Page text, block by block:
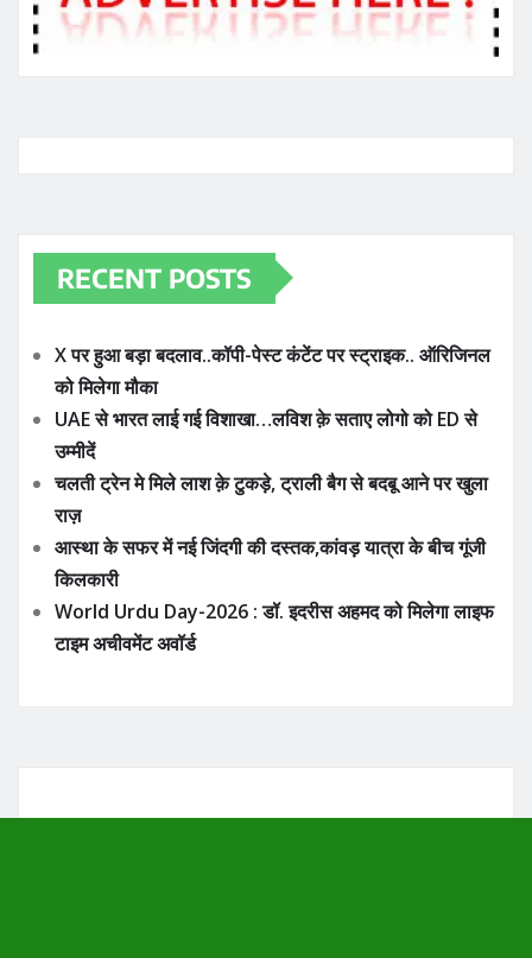
RECENT POSTS
X पर हुआ बड़ा बदलाव..कॉपी-पेस्ट कंटेंट पर स्ट्राइक.. ऑरिजिनल
को मिलेगा मौका
UAE से भारत लाई गई विशाखा…लविश क़े सताए लोगो को ED से
उम्मीदें
चलती ट्रेन मे मिले लाश क़े टुकड़े, ट्राली बैग से बदबू आने पर खुला
राज़
आस्था के सफर में नई जिंदगी की दस्तक,कांवड़ यात्रा के बीच गूंजी
किलकारी
World Urdu Day-2026 : डॉ. इदरीस अहमद को मिलेगा लाइफ
टाइम अचीवमेंट अवॉर्ड